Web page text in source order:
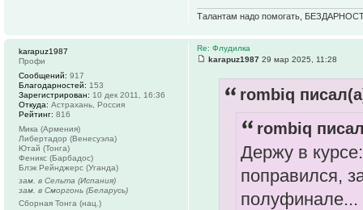
Талантам надо помогать,
Re: Флудилка
karapuz1987 29 мар 2025, 11:28
rombiq
rombiq
Держу в
поправился,
полуфинале...
karapuz1987
Профи
Сообщений: 917
Благодарностей: 153
Зарегистрирован: 10 дек 2011, 16:36
Откуда: Астрахань, Россия
Рейтинг: 816
Мика (Армения)
Либертадор (Венесуэла)
Ютай (Тонга)
Феникс (Барбадос)
Блэк Рейнджерс (Уганда)
зам. в Сельта (Испания)
зам. в Сморгонь (Беларусь)
Сборная Тонга (нац.)